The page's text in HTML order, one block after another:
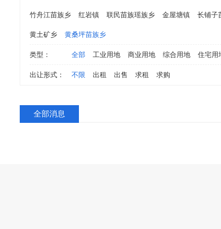
竹舟江苗族乡 红岩镇 联民苗族瑶族乡 金屋塘镇 长铺子
黄土矿乡 黄桑坪苗族乡
类型： 全部 工业用地 商业用地 综合用地 住宅用
出让形式： 不限 出租 出售 求租 求购
全部消息